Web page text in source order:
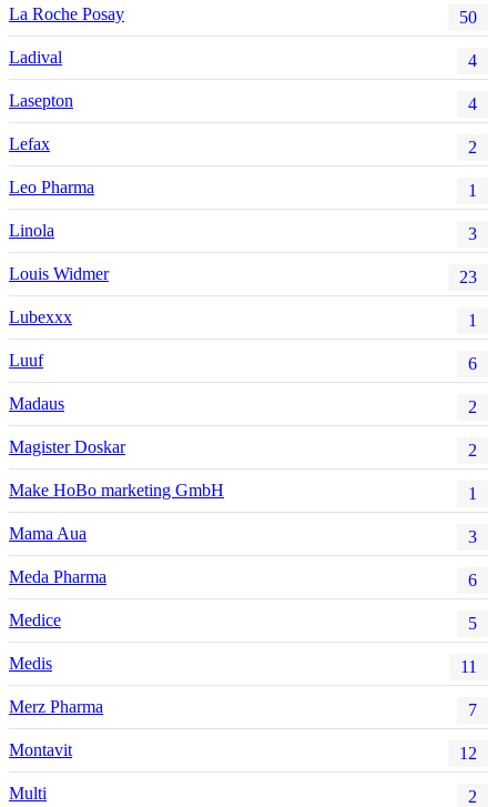
La Roche Posay 50
Ladival 4
Lasepton 4
Lefax 2
Leo Pharma 1
Linola 3
Louis Widmer 23
Lubexxx 1
Luuf 6
Madaus 2
Magister Doskar 2
Make HoBo marketing GmbH 1
Mama Aua 3
Meda Pharma 6
Medice 5
Medis 11
Merz Pharma 7
Montavit 12
Multi 2